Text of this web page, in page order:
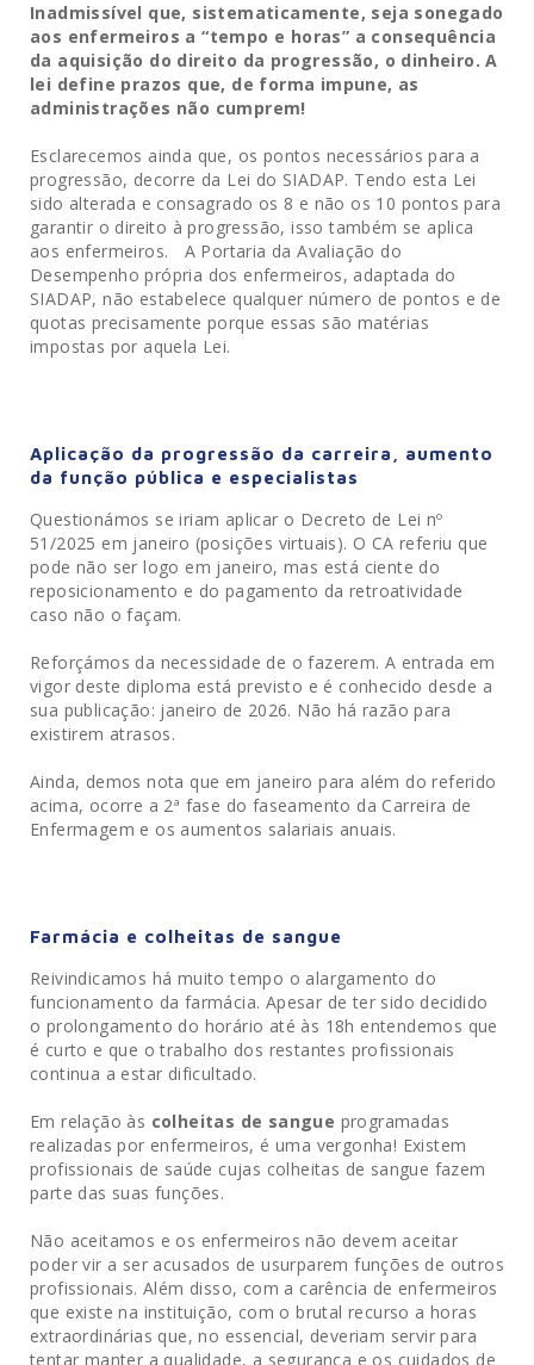
Inadmissível que, sistematicamente, seja sonegado
aos enfermeiros a “tempo e horas” a consequência
da aquisição do direito da progressão, o dinheiro. A
lei define prazos que, de forma impune, as
administrações não cumprem!
Esclarecemos ainda que, os pontos necessários para a
progressão, decorre da Lei do SIADAP. Tendo esta Lei
sido alterada e consagrado os 8 e não os 10 pontos para
garantir o direito à progressão, isso também se aplica
aos enfermeiros. A Portaria da Avaliação do
Desempenho própria dos enfermeiros, adaptada do
SIADAP, não estabelece qualquer número de pontos e de
quotas precisamente porque essas são matérias
impostas por aquela Lei.
Aplicação da progressão da carreira, aumento
da função pública e especialistas
Questionámos se iriam aplicar o Decreto de Lei nº
51/2025 em janeiro (posições virtuais). O CA referiu que
pode não ser logo em janeiro, mas está ciente do
reposicionamento e do pagamento da retroatividade
caso não o façam.
Reforçámos da necessidade de o fazerem. A entrada em
vigor deste diploma está previsto e é conhecido desde a
sua publicação: janeiro de 2026. Não há razão para
existirem atrasos.
Ainda, demos nota que em janeiro para além do referido
acima, ocorre a 2ª fase do faseamento da Carreira de
Enfermagem e os aumentos salariais anuais.
Farmácia e colheitas de sangue
Reivindicamos há muito tempo o alargamento do
funcionamento da farmácia. Apesar de ter sido decidido
o prolongamento do horário até às 18h entendemos que
é curto e que o trabalho dos restantes profissionais
continua a estar dificultado.
Em relação às colheitas de sangue programadas
realizadas por enfermeiros, é uma vergonha! Existem
profissionais de saúde cujas colheitas de sangue fazem
parte das suas funções.
Não aceitamos e os enfermeiros não devem aceitar
poder vir a ser acusados de usurparem funções de outros
profissionais. Além disso, com a carência de enfermeiros
que existe na instituição, com o brutal recurso a horas
extraordinárias que, no essencial, deveriam servir para
tentar manter a qualidade, a segurança e os cuidados de